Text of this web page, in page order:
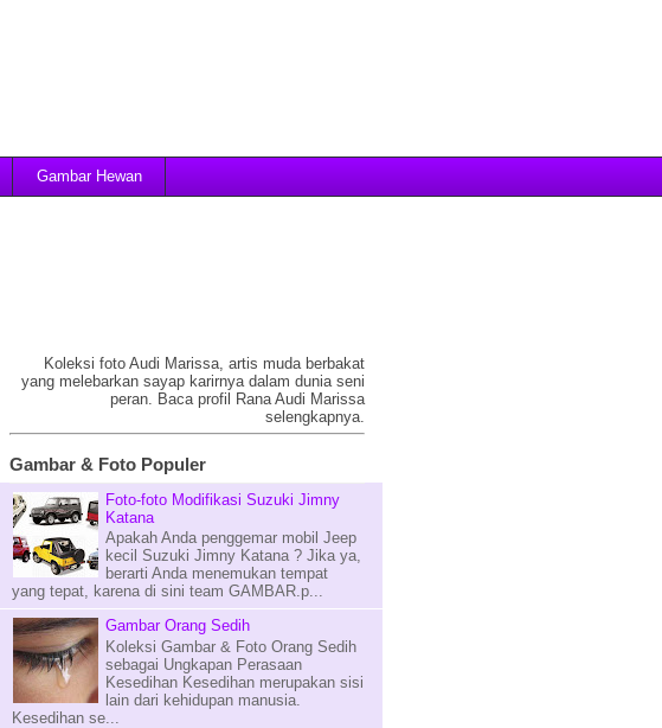
Gambar Hewan
Koleksi foto Audi Marissa, artis muda berbakat
yang melebarkan sayap karirnya dalam dunia seni
peran. Baca profil Rana Audi Marissa
selengkapnya.
Gambar & Foto Populer
Foto-foto Modifikasi Suzuki Jimny
Katana
Apakah Anda penggemar mobil Jeep
kecil Suzuki Jimny Katana ? Jika ya,
berarti Anda menemukan tempat
yang tepat, karena di sini team GAMBAR.p...
Gambar Orang Sedih
Koleksi Gambar & Foto Orang Sedih
sebagai Ungkapan Perasaan
Kesedihan Kesedihan merupakan sisi
lain dari kehidupan manusia.
Kesedihan se...